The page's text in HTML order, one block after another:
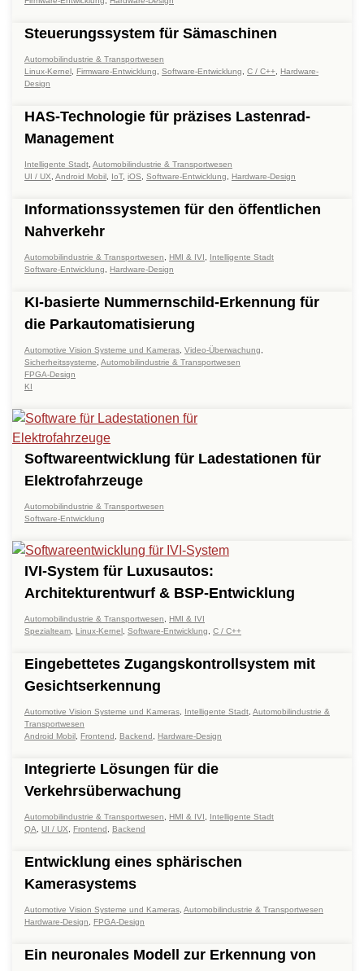
Steuerungssystem für Sämaschinen
Automobilindustrie & Transportwesen
Linux-Kernel
Firmware-Entwicklung Software-Entwicklung C / C++
Hardware-
Design
HAS-Technologie für präzises Lastenrad-
Management
Intelligente Stadt Automobilindustrie & Transportwesen
UI / UX Android Mobil IoT, iOS Software-Entwicklung Hardware-Design
Informationssystemen für den öffentlichen
Nahverkehr
Automobilindustrie & Transportwesen HMI & IVI
Intelligente Stadt
Software-Entwicklung
Hardware-Design
KI-basierte Nummernschild-Erkennung für
die Parkautomatisierung
Automotive Vision Systeme und Kameras Video-Überwachung
Sicherheitssysteme Automobilindustrie & Transportwesen
FPGA-Design
KI
Softwareentwicklung für Ladestationen für
Elektrofahrzeuge
Automobilindustrie & Transportwesen
Software-Entwicklung
IVI-System für Luxusautos:
Architekturentwurf & BSP-Entwicklung
Automobilindustrie & Transportwesen
HMI & IVI
Spezialteam
Linux-Kernel Software-Entwicklung C / C++
Eingebettetes Zugangskontrollsystem mit
Gesichtserkennung
Automotive Vision Systeme und Kameras Intelligente Stadt Automobilindustrie &
Transportwesen
Android Mobil
Frontend Backend Hardware-Design
Integrierte Lösungen für die
Verkehrsüberwachung
Automobilindustrie & Transportwesen HMI & IVI
Intelligente Stadt
QA
UI / UX Frontend Backend
Entwicklung eines sphärischen
Kamerasystems
Automotive Vision Systeme und Kameras Automobilindustrie & Transportwesen
Hardware-Design
FPGA-Design
Ein neuronales Modell zur Erkennung von